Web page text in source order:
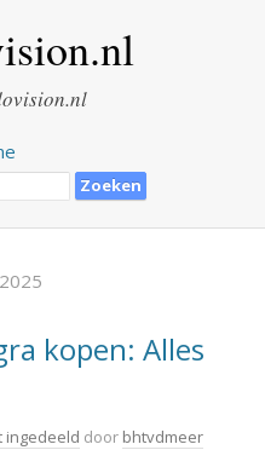
kopen: Alles
ingedeeld door bhtvdmeer